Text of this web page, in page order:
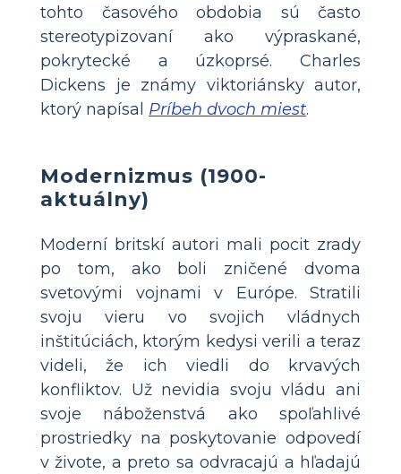
tohto časového obdobia sú často
stereotypizovaní ako výpraskané,
pokrytecké a úzkoprsé. Charles
Dickens je známy viktoriánsky autor,
ktorý napísal Príbeh dvoch miest.
Modernizmus (1900-
aktuálny)
Moderní britskí autori mali pocit zrady
po tom, ako boli zničené dvoma
svetovými vojnami v Európe. Stratili
svoju vieru vo svojich vládnych
inštitúciách, ktorým kedysi verili a teraz
videli, že ich viedli do krvavých
konfliktov. Už nevidia svoju vládu ani
svoje náboženstvá ako spoľahlivé
prostriedky na poskytovanie odpovedí
v živote, a preto sa odvracajú a hľadajú